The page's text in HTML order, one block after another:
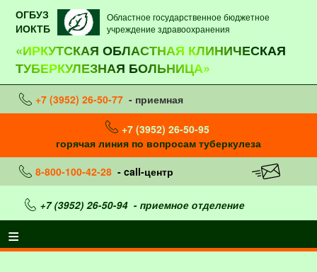
ОГБУЗ
ИОКТБ
Областное государственное бюджетное
учреждение здравоохранения
«ИРКУТСКАЯ ОБЛАСТНАЯ КЛИНИЧЕСКАЯ
ТУБЕРКУЛЕЗНАЯ БОЛЬНИЦА»
+7 (3952) 26-50-77 - приемная
+7 (3952) 26-50-95
горячая линия по вопросам туберкулеза
8-800-100-42-28 - call-центр
+7 (3952) 26-50-94- приемное отделение